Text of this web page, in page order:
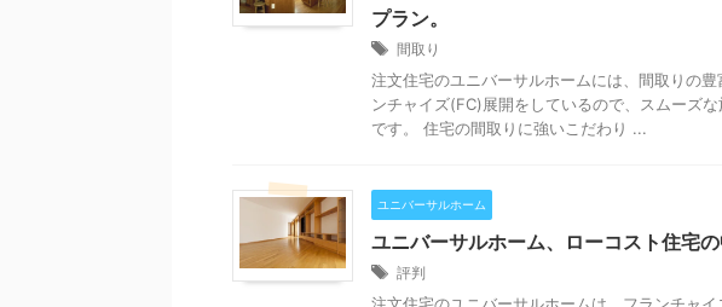
プラン。
間取り
注文住宅のユニバーサルホームには、間取りの
ンチャイズ(FC)展開をしているので、スムーズ
です。 住宅の間取りに強いこだわり ...
ユニバーサルホーム
ユニバーサルホーム、ローコスト住宅
評判